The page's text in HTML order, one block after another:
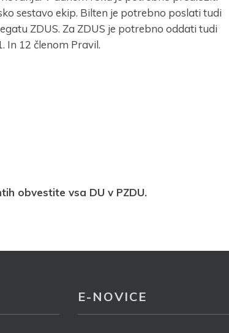
sestavo ekip. Bilten je potrebno poslati tudi
ZDUS. Za ZDUS je potrebno oddati tudi
In 12 členom Pravil.
obvestite vsa DU v PZDU.
E-NOVICE
da podjetje ZDUS moje osebne podatke